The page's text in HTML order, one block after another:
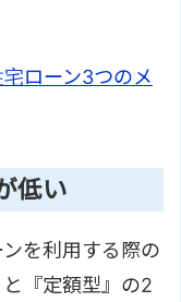
宅ローン3つのメ
低い
を利用する際の
『定額型』の2